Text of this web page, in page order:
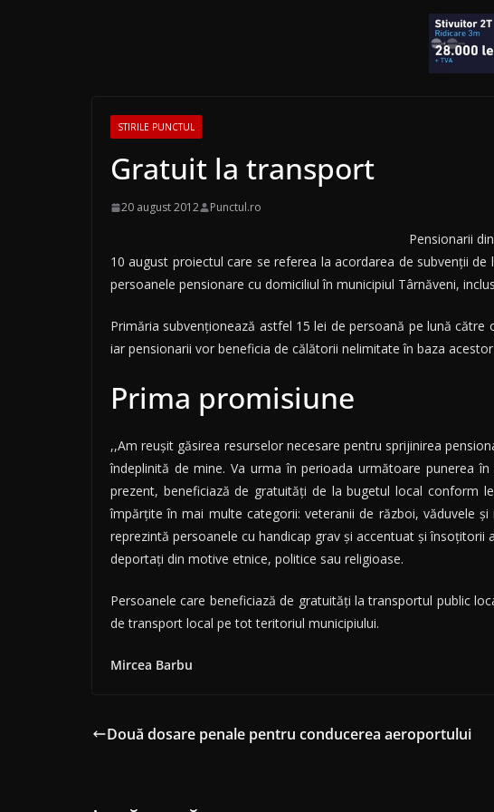
STIRILE PUNCTUL
Gratuit la transport
20 august 2012 Punctul.ro
Pensionarii
10 august proiectul care se referea la acordarea de subvenţii
persoanele pensionare cu domiciliul în municipiul Târnăveni,
Primăria subvenționează astfel 15 lei de persoană pe lună
iar pensionarii vor beneficia de călătorii nelimitate în baza
Prima promisiune
,,Am reuşit găsirea resurselor necesare pentru sprijinirea
îndeplinită de mine. Va urma în perioada următoare punerea
prezent, beneficiază de gratuităţi de la bugetul local conform
împărţite în mai multe categorii: veteranii de război, văduvele
reprezintă persoanele cu handicap grav şi accentuat şi
deportaţi din motive etnice, politice sau religioase.
Persoanele care beneficiază de gratuităţi la transportul public
de transport local pe tot teritoriul municipiului.
Mircea Barbu
Două dosare penale pentru conducerea aeroportului